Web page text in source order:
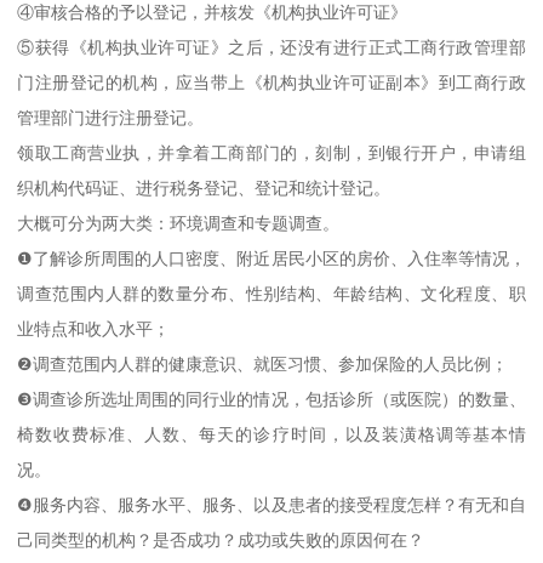
④审核合格的予以登记，并核发《机构执业许可证》
⑤获得《机构执业许可证》之后，还没有进行正式工商行政管理部
门注册登记的机构，应当带上《机构执业许可证副本》到工商行政
管理部门进行注册登记。
领取工商营业执，并拿着工商部门的，刻制，到银行开户，申请组
织机构代码证、进行税务登记、登记和统计登记。
大概可分为两大类：环境调查和专题调查。
❶了解诊所周围的人口密度、附近居民小区的房价、入住率等情况，
调查范围内人群的数量分布、性别结构、年龄结构、文化程度、职
业特点和收入水平；
❷调查范围内人群的健康意识、就医习惯、参加保险的人员比例；
❸调查诊所选址周围的同行业的情况，包括诊所（或医院）的数量、
椅数收费标准、人数、每天的诊疗时间，以及装潢格调等基本情
况。
❹服务内容、服务水平、服务、以及患者的接受程度怎样？有无和自
己同类型的机构？是否成功？成功或失败的原因何在？